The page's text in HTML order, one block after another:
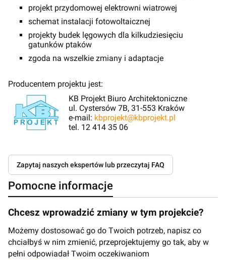
projekt przydomowej elektrowni wiatrowej
schemat instalacji fotowoltaicznej
projekty budek lęgowych dla kilkudziesięciu
gatunków ptaków
zgoda na wszelkie zmiany i adaptacje
Producentem projektu jest:
KB Projekt Biuro Architektoniczne
ul. Cystersów 7B, 31-553 Kraków
e-mail: kbprojekt@kbprojekt.pl
tel. 12 414 35 06
Zapytaj naszych ekspertów lub przeczytaj FAQ
Pomocne informacje
Chcesz wprowadzić zmiany w tym projekcie?
Możemy dostosować go do Twoich potrzeb, napisz co
chciałbyś w nim zmienić, przeprojektujemy go tak, aby w
pełni odpowiadał Twoim oczekiwaniom